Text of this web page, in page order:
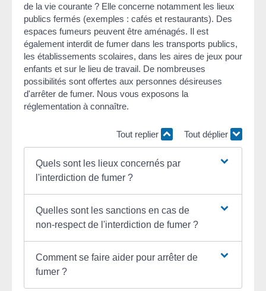
de la vie courante ? Elle concerne notamment les lieux
publics fermés (exemples : cafés et restaurants). Des
espaces fumeurs peuvent être aménagés. Il est
également interdit de fumer dans les transports publics,
les établissements scolaires, dans les aires de jeux pour
enfants et sur le lieu de travail. De nombreuses
possibilités sont offertes aux personnes désireuses
d'arrêter de fumer. Nous vous exposons la
réglementation à connaître.
Tout replier Tout déplier
Quels sont les lieux concernés par
l'interdiction de fumer ?
Quelles sont les sanctions en cas de
non-respect de l'interdiction de fumer ?
Comment se faire aider pour arrêter de
fumer ?